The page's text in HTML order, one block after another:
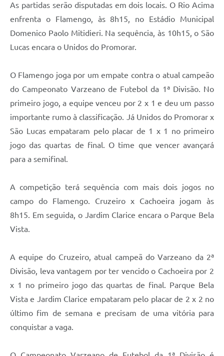
Manual para arquivo de remessa – NFSe
Lei de Acesso à Informação
IPTU Selo Verde
Notícias
Contato
As partidas serão disputadas em dois locais. O Rio Acima
enfrenta o Flamengo, às 8h15, no Estádio Municipal
Domenico Paolo Mitidieri. Na sequência, às 10h15, o São
Lucas encara o Unidos do Promorar.
O Flamengo joga por um empate contra o atual campeão
do Campeonato Varzeano de Futebol da 1ª Divisão. No
primeiro jogo, a equipe venceu por 2 x 1 e deu um passo
importante rumo à classificação. Já Unidos do Promorar x
São Lucas empataram pelo placar de 1 x 1 no primeiro
jogo das quartas de final. O time que vencer avançará
para a semifinal.
A competição terá sequência com mais dois jogos no
campo do Flamengo. Cruzeiro x Cachoeira jogam às
8h15. Em seguida, o Jardim Clarice encara o Parque Bela
Vista.
A equipe do Cruzeiro, atual campeã do Varzeano da 2ª
Divisão, leva vantagem por ter vencido o Cachoeira por 2
x 1 no primeiro jogo das quartas de final. Parque Bela
Vista e Jardim Clarice empataram pelo placar de 2 x 2 no
último fim de semana e precisam de uma vitória para
conquistar a vaga.